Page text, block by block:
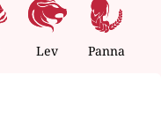
Lev Panna